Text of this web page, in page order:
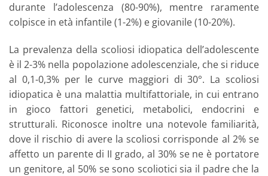
durante l’adolescenza (80-90%), mentre raramente
colpisce in età infantile (1-2%) e giovanile (10-20%).
La prevalenza della scoliosi idiopatica dell’adolescente
è il 2-3% nella popolazione adolescenziale, che si riduce
al 0,1-0,3% per le curve maggiori di 30°. La scoliosi
idiopatica è una malattia multifattoriale, in cui entrano
in gioco fattori genetici, metabolici, endocrini e
strutturali. Riconosce inoltre una notevole familiarità,
dove il rischio di avere la scoliosi corrisponde al 2% se
affetto un parente di II grado, al 30% se ne è portatore
un genitore, al 50% se sono scoliotici sia il padre che la